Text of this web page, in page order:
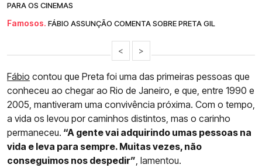
PARA OS CINEMAS
Famosos. FÁBIO ASSUNÇÃO COMENTA SOBRE PRETA GIL
< >
Fábio contou que Preta foi uma das primeiras pessoas que
conheceu ao chegar ao Rio de Janeiro, e que, entre 1990 e
2005, mantiveram uma convivência próxima. Com o tempo,
a vida os levou por caminhos distintos, mas o carinho
permaneceu. “A gente vai adquirindo umas pessoas na
vida e leva para sempre. Muitas vezes, não
conseguimos nos despedir”, lamentou.